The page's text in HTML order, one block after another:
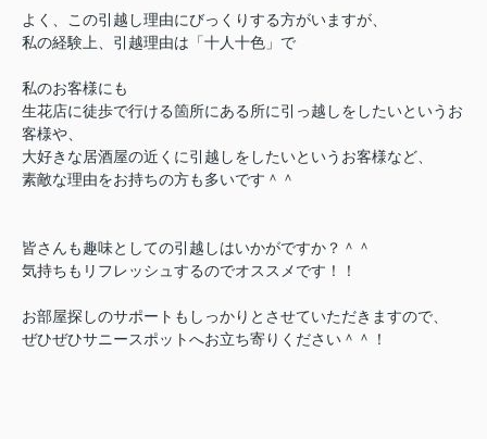
よく、この引越し理由にびっくりする方がいますが、
私の経験上、引越理由は「十人十色」で
私のお客様にも
生花店に徒歩で行ける箇所にある所に引っ越しをしたいというお
客様や、
大好きな居酒屋の近くに引越しをしたいというお客様など、
素敵な理由をお持ちの方も多いです＾＾
皆さんも趣味としての引越しはいかがですか？＾＾
気持ちもリフレッシュするのでオススメです！！
お部屋探しのサポートもしっかりとさせていただきますので、
ぜひぜひサニースポットへお立ち寄りください＾＾！